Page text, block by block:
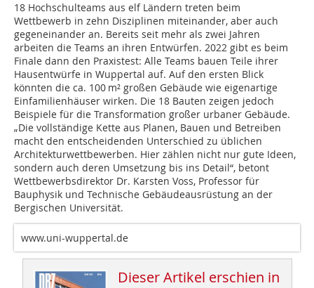
18 Hochschulteams aus elf Ländern treten beim
Wettbewerb in zehn Disziplinen miteinander, aber auch
gegeneinander an. Bereits seit mehr als zwei Jahren
arbeiten die Teams an ihren Entwürfen. 2022 gibt es beim
Finale dann den Praxistest: Alle Teams bauen Teile ihrer
Hausentwürfe in Wuppertal auf. Auf den ersten Blick
könnten die ca. 100 m² großen Gebäude wie eigenartige
Einfamilienhäuser wirken. Die 18 Bauten zeigen jedoch
Beispiele für die Transformation großer urbaner Gebäude.
„Die vollständige Kette aus Planen, Bauen und Betreiben
macht den entscheidenden Unterschied zu üblichen
Architekturwettbewerben. Hier zählen nicht nur gute Ideen,
sondern auch deren Umsetzung bis ins Detail“, betont
Wettbewerbsdirektor Dr. Karsten Voss, Professor für
Bauphysik und Technische Gebäudeausrüstung an der
Bergischen Universität.
www.uni-wuppertal.de
Dieser Artikel erschien in